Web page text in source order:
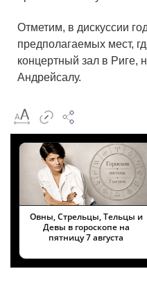
Отметим, в дискуссии
предполагаемых мест,
концертный зал в Риге,
Андрейсалу.
Овны, Стрельцы, Тельцы и
Девы в гороскопе на
пятницу 7 августа